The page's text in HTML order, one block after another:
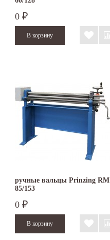
0 ₽
ручные вальцы Prinzing RM
85/153
0 ₽